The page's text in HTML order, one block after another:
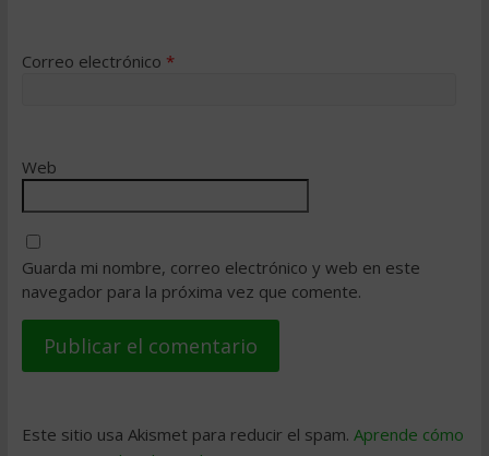
Correo electrónico *
Web
Guarda mi nombre, correo electrónico y web en este
navegador para la próxima vez que comente.
Este sitio usa Akismet para reducir el spam. Aprende cómo